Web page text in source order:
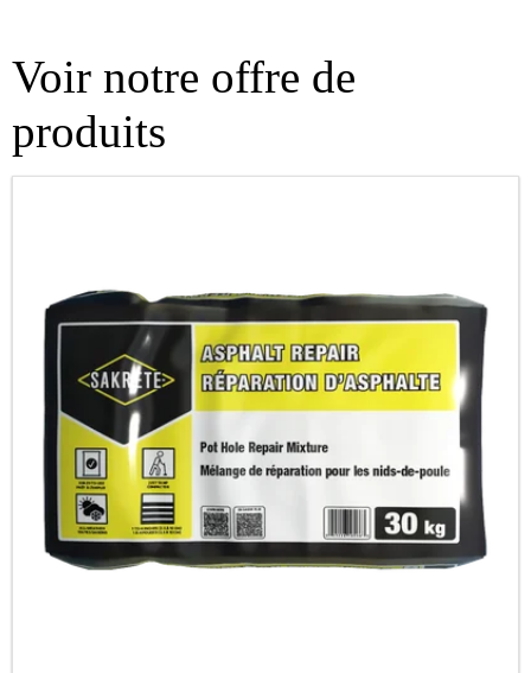
Voir notre offre de
produits